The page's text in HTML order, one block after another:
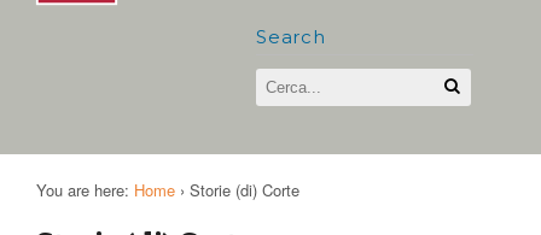
Search
You are here: Home › Storie (di) Corte